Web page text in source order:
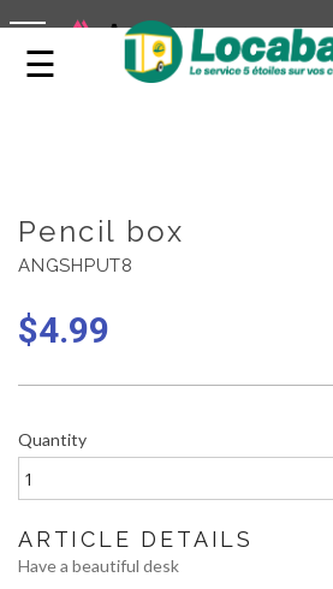
toggle navigation
LOCATION DE CABANES
Pencil box
ANGSHPUT8
$4.99
Quantity
ARTICLE DETAILS
Have a beautiful desk